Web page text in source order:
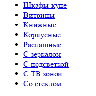
Шкафы-купе
Витрины
Книжные
Корпусные
Распашные
С зеркалом
С подсветкой
С ТВ зоной
Со стеклом